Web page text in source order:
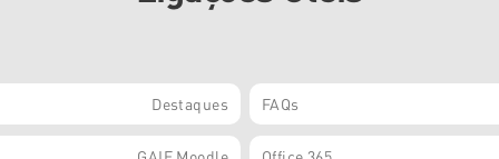
Destaques FAQs